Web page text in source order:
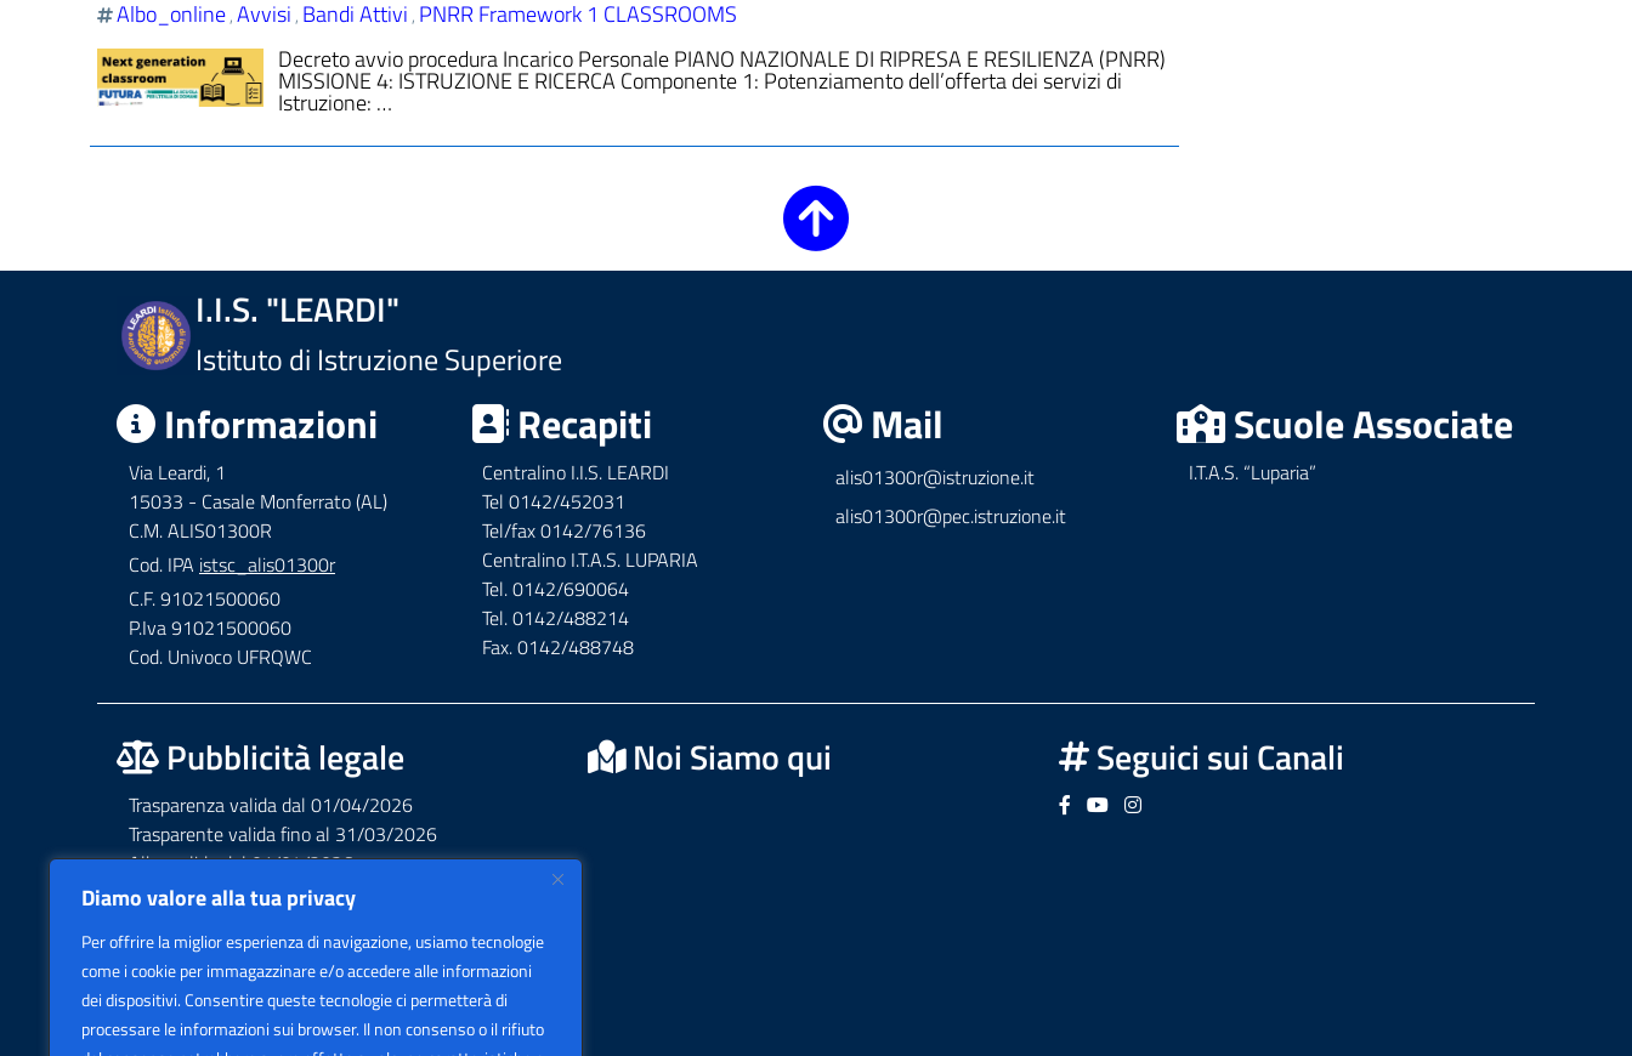
Diamo valore alla tua privacy
Per offrire la miglior esperienza di navigazione, usiamo tecnologie
come i cookie per immagazzinare e/o accedere alle informazioni
dei dispositivi. Consentire queste tecnologie ci permetterà di
processare le informazioni sui browser. Il non consenso o il rifiuto
Albo_online,Avvisi, Bandi Attivi, PNRR Framework 1 CLASSROOMS
Decreto avvio procedura Incarico Personale PIANO NAZIONALE DI RIPRESA E RESILIENZA (PNRR)
MISSIONE 4: ISTRUZIONE E RICERCA Componente 1: Potenziamento dell’offerta dei servizi di
Istruzione: …
I.I.S. "LEARDI"
Istituto di Istruzione Superiore
Informazioni
Via Leardi, 1
15033 - Casale Monferrato (AL)
C.M. ALIS01300R
Cod. IPA istsc_alis01300r
C.F. 91021500060
P.Iva 91021500060
Cod. Univoco UFRQWC
Recapiti
Centralino I.I.S. LEARDI
Tel 0142/452031
Tel/fax 0142/76136
Centralino I.T.A.S. LUPARIA
Tel. 0142/690064
Tel. 0142/488214
Fax. 0142/488748
Mail
alis01300r@istruzione.it
alis01300r@pec.istruzione.it
Scuole Associate
I.T.A.S. “Luparia”
Pubblicità legale
Trasparenza valida dal 01/04/2026
Trasparente valida fino al 31/03/2026
Albo valido dal 01/04/2026
Albo valido fino al 31/03/2026
Accessibilità AGID Form
Noi Siamo qui Seguici sui Canali
Seguici su Facebook
Seguici su YouTube
Seguici su Instagram